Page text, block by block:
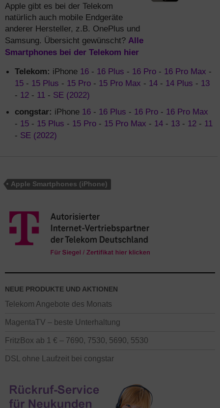
Apple gibt es bei der Telekom
natürlich auch mobile Endgeräte
anderer Hersteller, z.B. OnePlus und
Samsung. Übersicht gewünscht? Alle
Smartphones bei der Telekom hier
Telekom: iPhone 16 - 16 Plus - 16 Pro - 16 Pro Max -
15 - 15 Plus - 15 Pro - 15 Pro Max - 14 - 14 Plus - 13
- 12 - 11 - SE (2022)
congstar: iPhone 16 - 16 Plus - 16 Pro - 16 Pro Max
- 15 - 15 Plus - 15 Pro - 15 Pro Max - 14 - 13 - 12 - 11
- SE (2022)
Apple Smartphones (iPhone)
NEUE PRODUKTE UND AKTIONEN
Telekom Angebote des Monats
MagentaTV – beste Unterhaltung
FritzBox ab 1 € – 7690, 7530, 5690, 5530
DSL ohne Laufzeit bei congstar